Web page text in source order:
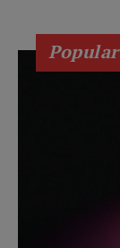
Popular